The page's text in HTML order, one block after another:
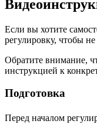
Если вы хотите
регулировку, чтобы
Обратите внимание,
инструкцией к
Подготовка
Перед началом